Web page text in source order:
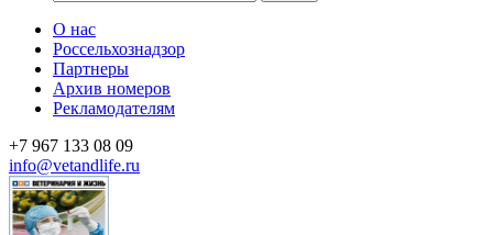
О нас
Россельхознадзор
Партнеры
Архив номеров
Рекламодателям
+7 967 133 08 09
info@vetandlife.ru